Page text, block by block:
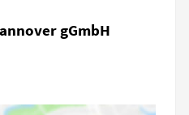
gGmbH